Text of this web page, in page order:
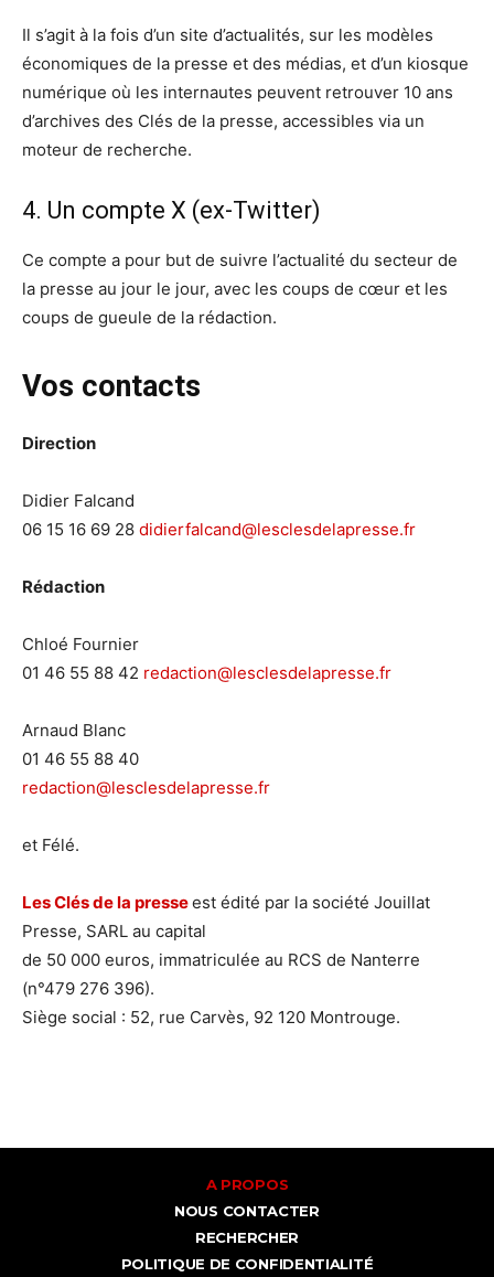
Il s’agit à la fois d’un site d’actualités, sur les modèles
économiques de la presse et des médias, et d’un kiosque
numérique où les internautes peuvent retrouver 10 ans
d’archives des Clés de la presse, accessibles via un
moteur de recherche.
4. Un compte X (ex-Twitter)
Ce compte a pour but de suivre l’actualité du secteur de
la presse au jour le jour, avec les coups de cœur et les
coups de gueule de la rédaction.
Vos contacts
Direction
Didier Falcand
06 15 16 69 28 didierfalcand@lesclesdelapresse.fr
Rédaction
Chloé Fournier
01 46 55 88 42 redaction@lesclesdelapresse.fr
Arnaud Blanc
01 46 55 88 40
redaction@lesclesdelapresse.fr
et Félé.
Les Clés de la presseest édité par la société Jouillat
Presse, SARL au capital
de 50 000 euros, immatriculée au RCS de Nanterre
(n°479 276 396).
Siège social : 52, rue Carvès, 92 120 Montrouge.
A PROPOS
NOUS CONTACTER
RECHERCHER
POLITIQUE DE CONFIDENTIALITÉ